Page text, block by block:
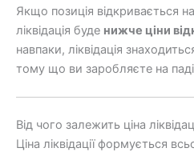
Якщо позиція відкривається
ліквідація буде нижче ціни
навпаки, ліквідація
тому що ви заробляєте на
Від чого залежить ціна
Ціна ліквідації формується